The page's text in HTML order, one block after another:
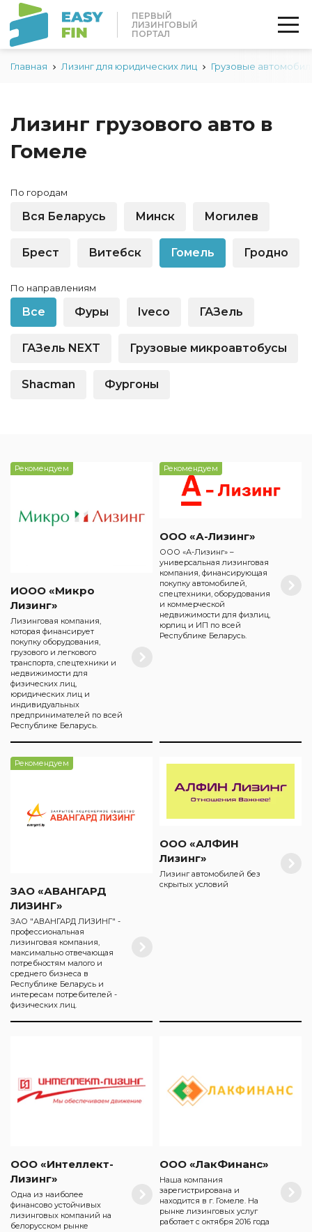
ПЕРВЫЙ
ЛИЗИНГОВЫЙ
ПОРТАЛ
Главная Лизинг для юридических лиц Грузовые
Лизинг грузового авто в
Гомеле
По городам
Вся Беларусь Минск Могилев
Брест Витебск Гомель Гродно
По направлениям
Все Фуры Iveco ГАЗель
ГАЗель NEXT Грузовые микроавтобусы
Shacman Фургоны
Рекомендуем
ИООО «Микро
Лизинг»
Лизинговая компания,
которая финансирует
покупку оборудования,
грузового и легкового
транспорта, спецтехники и
недвижимости для
физических лиц,
юридических лиц и
индивидуальных
предпринимателей по всей
Республике Беларусь.
Рекомендуем
ООО «А-Лизинг»
ООО «А-Лизинг» –
универсальная лизинговая
компания, финансирующая
покупку автомобилей,
спецтехники, оборудования
и коммерческой
недвижимости для физлиц,
юрлиц и ИП по всей
Республике Беларусь.
Рекомендуем
ЗАО «АВАНГАРД
ЛИЗИНГ»
ЗАО "АВАНГАРД ЛИЗИНГ" -
профессиональная
лизинговая компания,
максимально отвечающая
потребностям малого и
среднего бизнеса в
Республике Беларусь и
интересам потребителей -
физических лиц.
ООО «АЛФИН
Лизинг»
Лизинг автомобилей без
скрытых условий
ООО «Интеллект-
Лизинг»
Одна из наиболее
финансово устойчивых
лизинговых компаний на
белорусском рынке
ООО «ЛакФинанс»
Наша компания
зарегистрирована и
находится в г. Гомеле. На
рынке лизинговых услуг
работает с октября 2016 года